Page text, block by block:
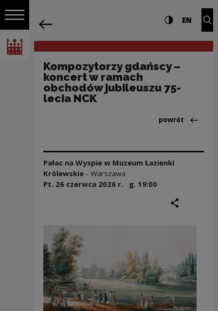
Włącz nawigację
Narodowe Centrum Kultury
Nawigacja Ustawienia i Wysoki
EN
Kompozytorzy gdańscy –
koncert w ramach
obchodów jubileuszu 75-
lecia NCK
Powrót
powrót
Pałac na Wyspie w Muzeum Łazienki
Królewskie - Warszawa
Pt. 26 czerwca 2026r. g. 19:00